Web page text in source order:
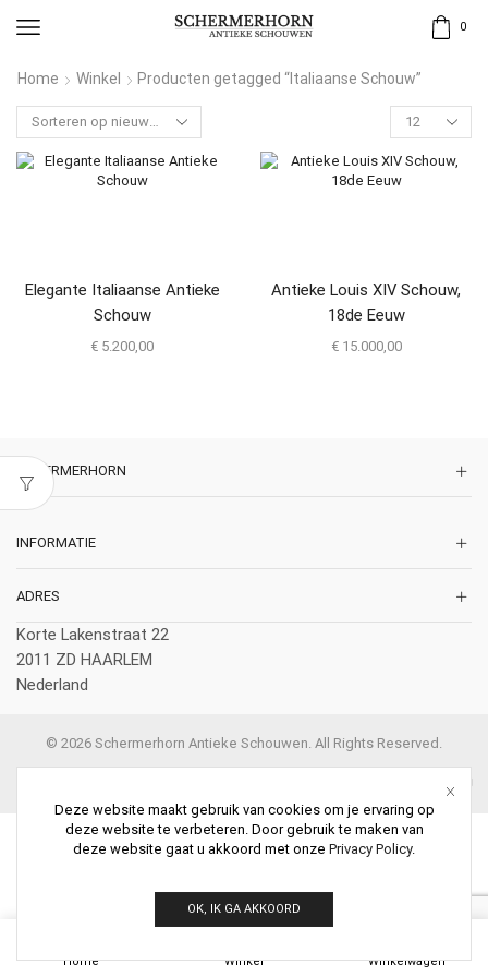
0
Home Winkel Producten getagged “Italiaanse Schouw”
Elegante Italiaanse Antieke
Schouw
€ 5.200,00
Antieke Louis XIV Schouw,
18de Eeuw
€15.000,00
SCHERMERHORN
INFORMATIE
ADRES
Korte Lakenstraat 22
2011 ZD HAARLEM
Nederland
© 2026 Schermerhorn Antieke Schouwen. All Rights Reserved.
Home Winkel Winkelwagen
Deze website maakt gebruik van cookies om je ervaring op
deze website te verbeteren. Door gebruik te maken van
deze website gaat u akkoord met onze Privacy Policy.
OK, IK GA AKKOORD